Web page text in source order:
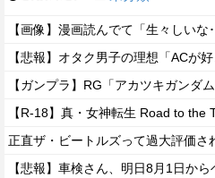
【画像】漫画読んでて「生々しい
正直ザ・ビートルズって過大評価さ